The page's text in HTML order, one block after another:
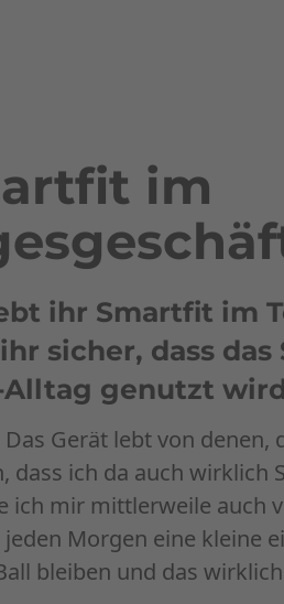
im
ihr Smartfit im
sicher, dass
Alltag genutzt
Das Gerät lebt von denen,
dass ich da auch wirklich
ich mir mittlerweile auch
jeden Morgen eine kleine
bleiben und das